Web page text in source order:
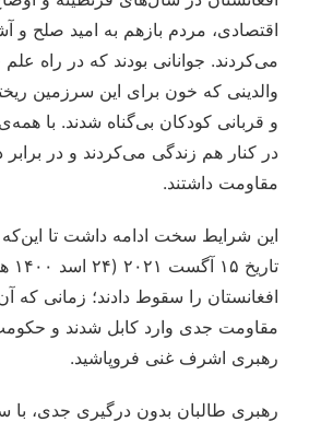
اقتصادی، مردم بازهم به امید صلح و
می‌کردند. جوانانی بودند که در راه
والدینی که خون برای این سرزمین
و قربانی کودکان بی‌گناه شدند. با
در کنار هم زندگی می‌کردند و در برابر
مقاومت داشتند.
این شرایط سخت ادامه داشت تا این‌که
افغانستان را سقوط دادند؛ زمانی که
مقاومت جدی وارد کابل شدند و
رهبری اشرف غنی فروپاشید.
رهبری طالبان بدون درگیری جدی، با